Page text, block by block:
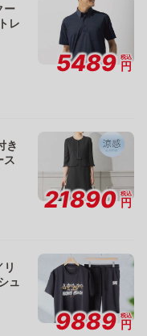
ー
レ
5489 税込
円
き
ス
21890 税込
円
ュ
9889 税込
円